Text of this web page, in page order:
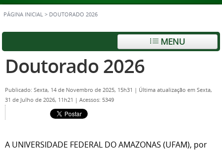
PÁGINA INICIAL > DOUTORADO 2026
MENU
Doutorado 2026
Publicado: Sexta, 14 de Novembro de 2025, 15h31 | Última atualização em Sexta,
31 de Julho de 2026, 11h21 | Acessos: 5349
A UNIVERSIDADE FEDERAL DO AMAZONAS (UFAM), por